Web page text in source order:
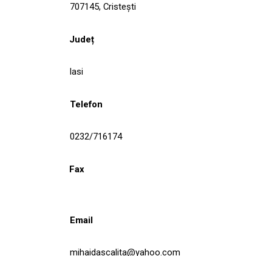
707145, Cristeşti
Județ
Iasi
Telefon
0232/716174
Fax
Email
mihaidascalita@yahoo.com